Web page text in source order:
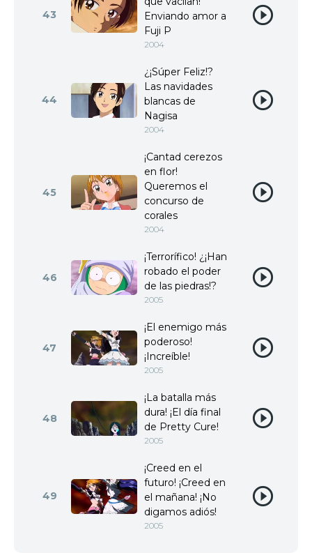
43
Enviando amor a
Fuji P
2004
44
¿¡Súper Feliz!?
Las navidades
blancas de
Nagisa
2004
45
¡Cantad cerezos
en flor!
Queremos el
concurso de
corales
2004
46
¡Terrorífico! ¿¡Han
robado el poder
de las piedras!?
2005
47
¡El enemigo más
poderoso!
¡Increíble!
2005
48
¡La batalla más
dura! ¡El día final
de Pretty Cure!
2005
49
¡Creed en el
futuro! ¡Creed en
el mañana! ¡No
digamos adiós!
2005